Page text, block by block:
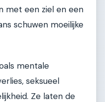
met een ziel en een
schuwen moeilijke
mentale
seksueel
Ze laten de